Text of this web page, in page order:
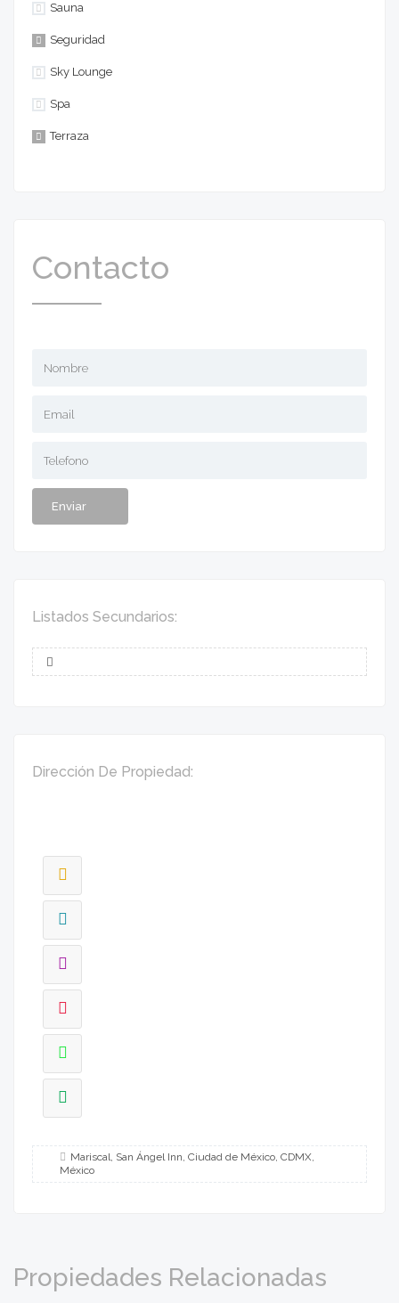
Sauna
Seguridad
Sky Lounge
Spa
Terraza
Contacto
Listados Secundarios:
Dirección De Propiedad:
Mariscal, San Ángel Inn, Ciudad de México, CDMX,
México
Propiedades Relacionadas